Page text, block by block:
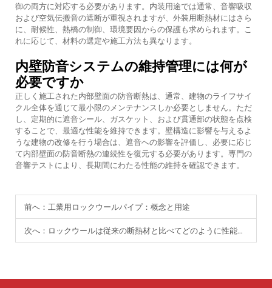
御の両方に対応する必要があります。内装用途では通常、音響吸収
および空気伝搬音の遮断が重視されますが、外装用断熱材にはさら
に、耐候性、熱橋の制御、環境要因からの保護も求められます。こ
れに応じて、材料の選定や施工方法も異なります。
内壁防音システムの維持管理には何が
必要ですか
正しく施工された内部壁面の防音断熱は、通常、建物のライフサイ
クル全体を通じて最小限のメンテナンスしか必要としません。ただ
し、定期的に遮音シール、ガスケット、および貫通部の状態を点検
することで、最適な性能を維持できます。壁構造に影響を与えるよ
うな建物の改修を行う場合は、遮音への影響を評価し、必要に応じ
て内部壁面の防音断熱の連続性を復元する必要があります。専門の
音響テストにより、長期間にわたる性能の維持を確認できます。
前へ： 工業用ロックウールパイプ：概念と用途
次へ： ロックウールは従来の断熱材と比べてどのように性能が異なりますか？